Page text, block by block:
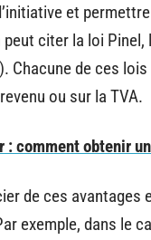
et
citer la loi Pinel,
Chacune de ces
ou sur la TVA.
comment obtenir
de ces
exemple, dans le